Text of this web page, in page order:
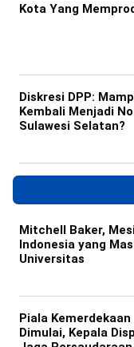
Kota Yang
Diskresi DPP:
Kembali Menjadi
Sulawesi Selatan?
Mitchell Baker,
Indonesia yang
Universitas
Piala
Dimulai, Kepala